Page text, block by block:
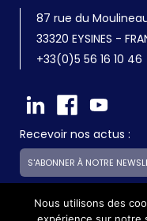
87 rue du
33320 EYSINES -
+33(0)5 56 16 10 46
Recevoir nos actus :
S'ABONNER À NOTRE
Nous utilisons des